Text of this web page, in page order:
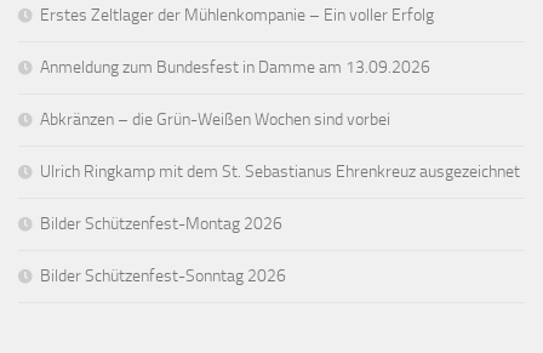
Erstes Zeltlager der Mühlenkompanie – Ein voller Erfolg
Anmeldung zum Bundesfest in Damme am 13.09.2026
Abkränzen – die Grün-Weißen Wochen sind vorbei
Ulrich Ringkamp mit dem St. Sebastianus Ehrenkreuz ausgezeichnet
Bilder Schützenfest-Montag 2026
Bilder Schützenfest-Sonntag 2026